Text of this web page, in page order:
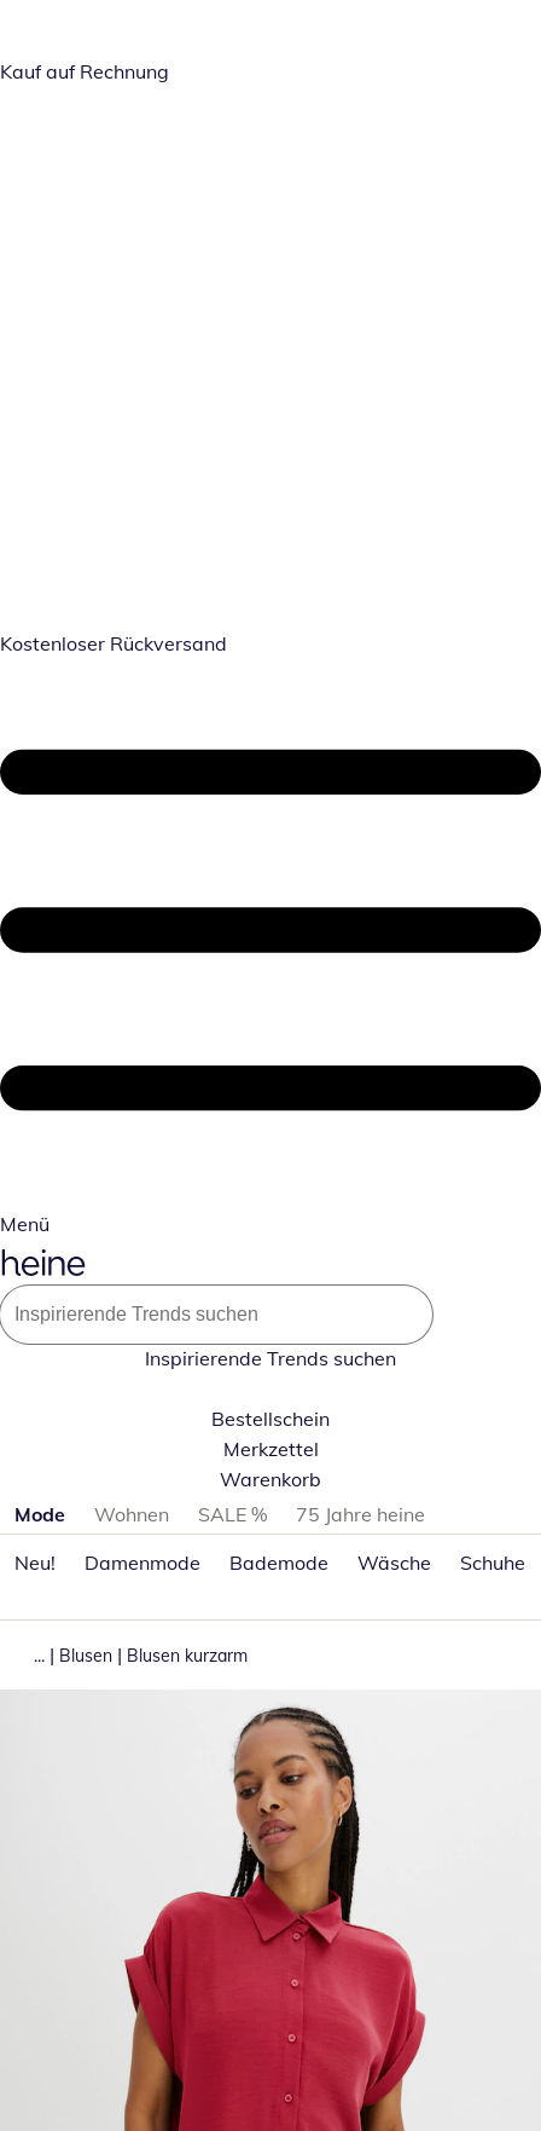
Kauf auf Rechnung
Kostenloser Rückversand
Menü
Inspirierende Trends suchen
Bestellschein
Merkzettel
Warenkorb
Produktkategorien überspringen
Mode Wohnen SALE %
75 Jahre heine
Neu!
Damenmode Bademode Wäsche Schuhe
... | Blusen | Blusen kurzarm